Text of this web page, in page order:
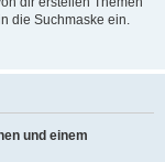
die Suchmaske ein.
und einem